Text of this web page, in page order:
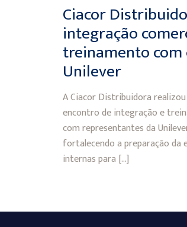
Ciacor
integração
treinamento com
Unilever
A Ciacor Distribuidora
encontro de integração e
com representantes da
fortalecendo a preparação da
internas para […]